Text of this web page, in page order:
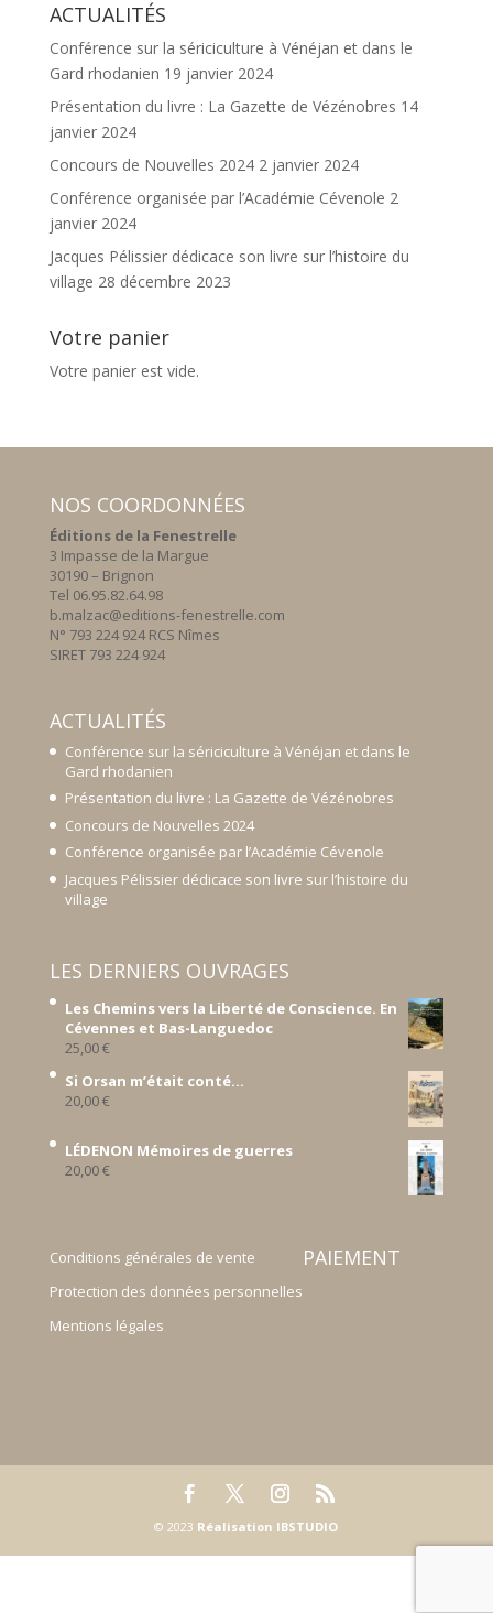
était : est :
7,00 €.
ACTUALITÉS
Conférence sur la sériciculture à Vénéjan et dans le
Gard rhodanien 19 janvier 2024
Présentation du livre : La Gazette de Vézénobres 14
janvier 2024
Concours de Nouvelles 2024 2 janvier 2024
Conférence organisée par l’Académie Cévenole 2
janvier 2024
Jacques Pélissier dédicace son livre sur l’histoire du
village 28 décembre 2023
Votre panier
Votre panier est vide.
NOS COORDONNÉES
Éditions de la Fenestrelle
3 Impasse de la Margue
30190 – Brignon
Tel 06.95.82.64.98
b.malzac@editions-fenestrelle.com
N° 793 224 924 RCS Nîmes
SIRET 793 224 924
ACTUALITÉS
Conférence sur la sériciculture à Vénéjan et dans le
Gard rhodanien
Présentation du livre : La Gazette de Vézénobres
Concours de Nouvelles 2024
Conférence organisée par l’Académie Cévenole
Jacques Pélissier dédicace son livre sur l’histoire du
village
LES DERNIERS OUVRAGES
Les Chemins vers la Liberté de Conscience. En
Cévennes et Bas-Languedoc
25,00€
Si Orsan m’était conté...
20,00€
LÉDENON Mémoires de guerres
20,00€
Conditions générales de vente
Protection des données personnelles
Mentions légales
PAIEMENT
© 2023 Réalisation IBSTUDIO